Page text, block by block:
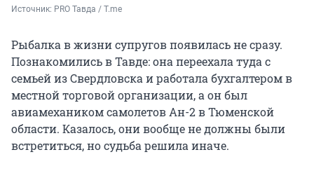
Источник: PRO Тавда / T.me
Рыбалка в жизни супругов появилась не сразу.
Познакомились в Тавде: она переехала туда с
семьей из Свердловска и работала бухгалтером в
местной торговой организации, а он был
авиамехаником самолетов Ан-2 в Тюменской
области. Казалось, они вообще не должны были
встретиться, но судьба решила иначе.